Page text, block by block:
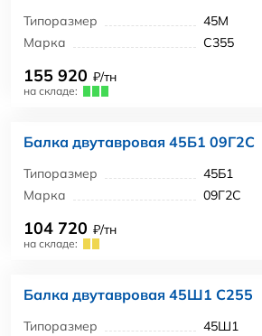
Типоразмер
45М
Марка
С355
155 920 ₽/тн
на складе:
Балка двутавровая 45Б1 09Г2С
Типоразмер
45Б1
Марка
09Г2С
104 720 ₽/тн
на складе:
Балка двутавровая 45Ш1 С255
Типоразмер
45Ш1